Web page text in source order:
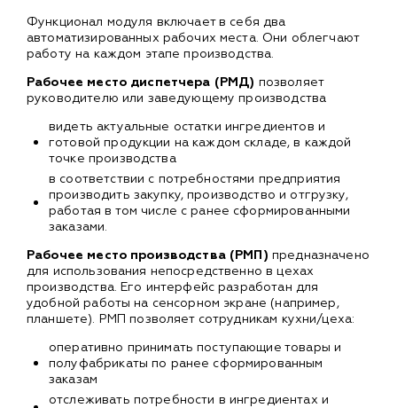
Функционал модуля включает в себя два
автоматизированных рабочих места. Они облегчают
работу на каждом этапе производства.
Рабочее место диспетчера (РМД) позволяет
руководителю или заведующему производства
видеть актуальные остатки ингредиентов и
готовой продукции на каждом складе, в каждой
точке производства
в соответствии с потребностями предприятия
производить закупку, производство и отгрузку,
работая в том числе с ранее сформированными
заказами.
Рабочее место производства (РМП) предназначено
для использования непосредственно в цехах
производства. Его интерфейс разработан для
удобной работы на сенсорном экране (например,
планшете). РМП позволяет сотрудникам кухни/цеха:
оперативно принимать поступающие товары и
полуфабрикаты по ранее сформированным
заказам
отслеживать потребности в ингредиентах и